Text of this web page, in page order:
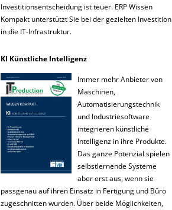
Investitionsentscheidung ist teuer. ERP Wissen
Kompakt unterstützt Sie bei der gezielten Investition
in die IT-Infrastruktur.
KI Künstliche Intelligenz
Immer mehr Anbieter von
Maschinen,
Automatisierungstechnik
und Industriesoftware
integrieren künstliche
Intelligenz in ihre Produkte.
Das ganze Potenzial spielen
selbstlernende Systeme
aber erst aus, wenn sie
passgenau auf ihren Einsatz in Fertigung und Büro
zugeschnitten wurden. Über beide Möglichkeiten,